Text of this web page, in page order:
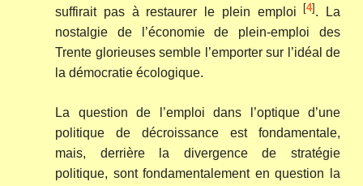
suffirait pas à restaurer le plein emploi [4]. La
nostalgie de l’économie de plein-emploi des
Trente glorieuses semble l’emporter sur l’idéal de
la démocratie écologique.
La question de l’emploi dans l’optique d’une
politique de décroissance est fondamentale,
mais, derrière la divergence de stratégie
politique, sont fondamentalement en question la